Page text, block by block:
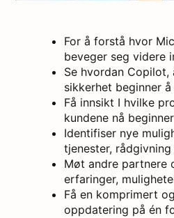
For å forstå hvor
beveger seg videre
Se hvordan Copilot,
sikkerhet beginner
Få innsikt I hvilke
kundene nå
Identifiser nye
tjenester,
Møt andre partnere
erfaringer,
Få en komprimert
oppdatering på én